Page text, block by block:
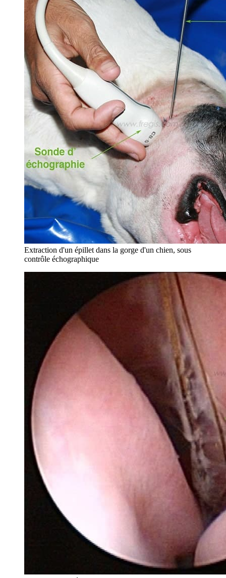
Extraction d'un épillet dans la gorge d'un chien, sous
contrôle échographique